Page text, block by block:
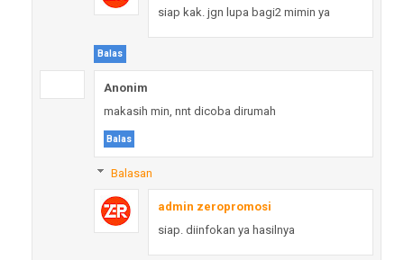
siap kak. jgn lupa bagi2 mimin ya
Balas
Anonim
makasih min, nnt dicoba dirumah
Balas
Balasan
admin zeropromosi
siap. diinfokan ya hasilnya